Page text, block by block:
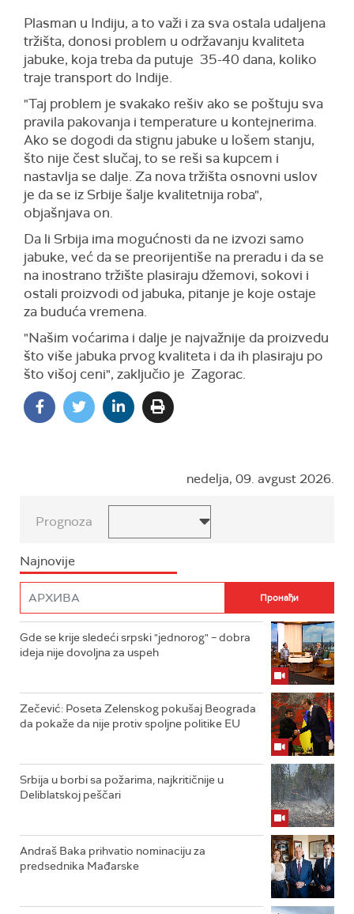
Plasman u Indiju, a to važi i za sva ostala udaljena
tržišta, donosi problem u održavanju kvaliteta
jabuke, koja treba da putuje 35-40 dana, koliko
traje transport do Indije.
"Taj problem je svakako rešiv ako se poštuju sva
pravila pakovanja i temperature u kontejnerima.
Ako se dogodi da stignu jabuke u lošem stanju,
što nije čest slučaj, to se reši sa kupcem i
nastavlja se dalje. Za nova tržišta osnovni uslov
je da se iz Srbije šalje kvalitetnija roba",
objašnjava on.
Da li Srbija ima mogućnosti da ne izvozi samo
jabuke, već da se preorijentiše na preradu i da se
na inostrano tržište plasiraju džemovi, sokovi i
ostali proizvodi od jabuka, pitanje je koje ostaje
za buduća vremena.
"Našim voćarima i dalje je najvažnije da proizvedu
što više jabuka prvog kvaliteta i da ih plasiraju po
što višoj ceni", zaključio je Zagorac.
nedelja, 09. avgust 2026.
Prognoza
Najnovije
Gde se krije sledeći srpski "jednorog" – dobra
ideja nije dovoljna za uspeh
Zečević: Poseta Zelenskog pokušaj Beograda
da pokaže da nije protiv spoljne politike EU
Srbija u borbi sa požarima, najkritičnije u
Deliblatskoj peščari
Andraš Baka prihvatio nominaciju za
predsednika Mađarske